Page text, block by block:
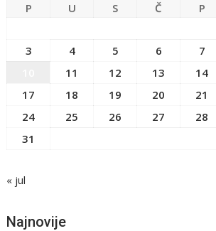
P U S Č P
3
4 5 6 7
11 12 13 14
17
18 19 20 21
24
25 26 27 28
31
« jul
Najnovije